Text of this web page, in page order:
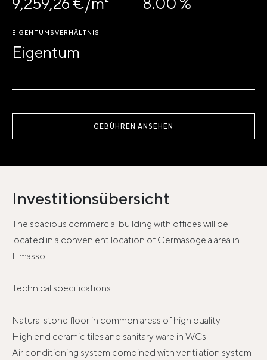
EIGENTUMSVERHÄLTNIS
Eigentum
GEBÜHREN ANSEHEN
Investitionsübersicht
The spacious commercial building with offices will be
located in a convenient location of Germasogeia area in
Limassol.
Technical specifications:
Natural stone floor in common areas of high quality
High end ceramic tiles and sanitary ware in WCs
Air conditioning system combined with ventilation system